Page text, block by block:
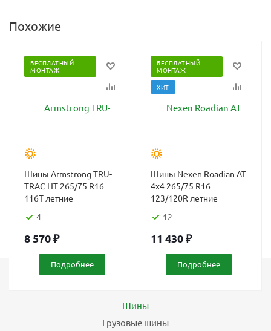
Похожие
БЕСПЛАТНЫЙ
МОНТАЖ
Шины Armstrong TRU-
TRAC HT 265/75 R16
116T летние
4
8 570₽
Подробнее
БЕСПЛАТНЫЙ
МОНТАЖ
ХИТ
Шины Nexen Roadian AT
4x4 265/75 R16
123/120R летние
12
11 430₽
Подробнее
Шины
Грузовые шины